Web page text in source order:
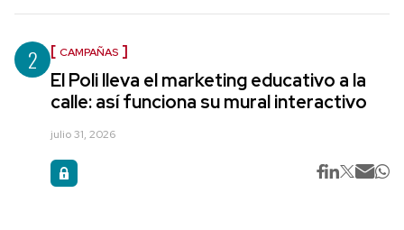
2 CAMPAÑAS
El Poli lleva el marketing educativo a la
calle: así funciona su mural interactivo
julio 31, 2026